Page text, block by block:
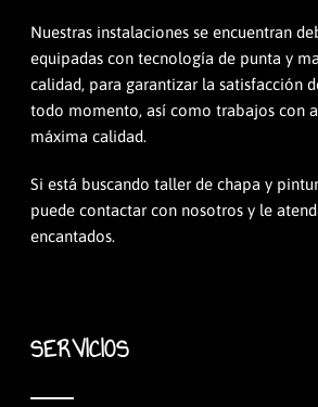
Nuestras instalaciones se encuentran
equipadas con tecnología de punta y
calidad, para garantizar la satisfacción
todo momento, así como trabajos con
máxima calidad.
Si está buscando taller de chapa y
puede contactar con nosotros y le
encantados.
SERVICIOS